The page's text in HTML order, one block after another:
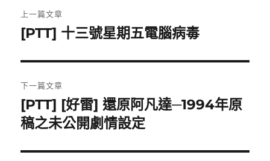
章
覽
上一篇文章
上
篇
文
章:
[PTT] 十三號星期五電腦病毒
下一篇文章
下
一
文
[PTT] [好雷] 還原阿凡達─1994年原
稿之未公開劇情設定